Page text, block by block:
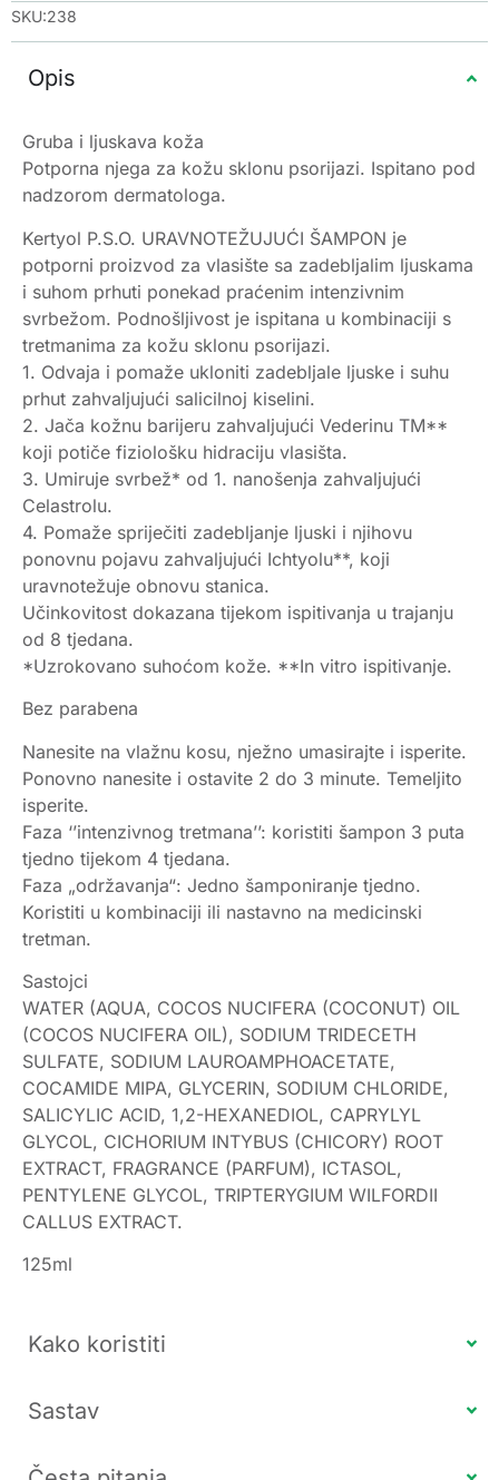
SKU:238
Opis
Gruba i ljuskava koža
Potporna njega za kožu sklonu psorijazi. Ispitano pod
nadzorom dermatologa.
Kertyol P.S.O. URAVNOTEŽUJUĆI ŠAMPON je
potporni proizvod za vlasište sa zadebljalim ljuskama
i suhom prhuti ponekad praćenim intenzivnim
svrbežom. Podnošljivost je ispitana u kombinaciji s
tretmanima za kožu sklonu psorijazi.
1. Odvaja i pomaže ukloniti zadebljale ljuske i suhu
prhut zahvaljujući salicilnoj kiselini.
2. Jača kožnu barijeru zahvaljujući Vederinu TM**
koji potiče fiziološku hidraciju vlasišta.
3. Umiruje svrbež* od 1. nanošenja zahvaljujući
Celastrolu.
4. Pomaže spriječiti zadebljanje ljuski i njihovu
ponovnu pojavu zahvaljujući Ichtyolu**, koji
uravnotežuje obnovu stanica.
Učinkovitost dokazana tijekom ispitivanja u trajanju
od 8 tjedana.
*Uzrokovano suhoćom kože. **In vitro ispitivanje.
Bez parabena
Nanesite na vlažnu kosu, nježno umasirajte i isperite.
Ponovno nanesite i ostavite 2 do 3 minute. Temeljito
isperite.
Faza ‘’intenzivnog tretmana’’: koristiti šampon 3 puta
tjedno tijekom 4 tjedana.
Faza „održavanja“: Jedno šamponiranje tjedno.
Koristiti u kombinaciji ili nastavno na medicinski
tretman.
Sastojci
WATER (AQUA, COCOS NUCIFERA (COCONUT) OIL
(COCOS NUCIFERA OIL), SODIUM TRIDECETH
SULFATE, SODIUM LAUROAMPHOACETATE,
COCAMIDE MIPA, GLYCERIN, SODIUM CHLORIDE,
SALICYLIC ACID, 1,2-HEXANEDIOL, CAPRYLYL
GLYCOL, CICHORIUM INTYBUS (CHICORY) ROOT
EXTRACT, FRAGRANCE (PARFUM), ICTASOL,
PENTYLENE GLYCOL, TRIPTERYGIUM WILFORDII
CALLUS EXTRACT.
125ml
Kako koristiti
Sastav